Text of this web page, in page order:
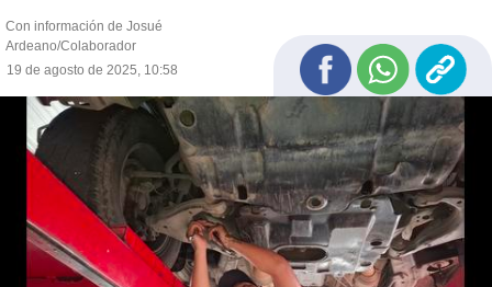
Con información de Josué
Ardeano/Colaborador
19 de agosto de 2025, 10:58